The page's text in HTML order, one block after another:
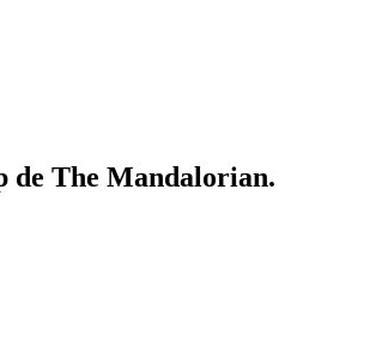
de The Mandalorian.